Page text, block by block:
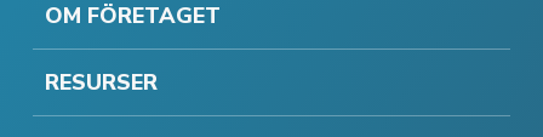
OM FÖRETAGET
RESURSER